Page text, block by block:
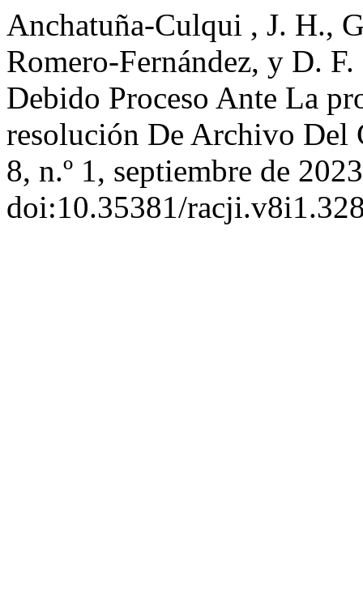
Anchatuña-Culqui , J. H.,
Romero-Fernández, y D.
Debido Proceso Ante La
resolución De Archivo Del
8, n.º 1, septiembre de
doi:10.35381/